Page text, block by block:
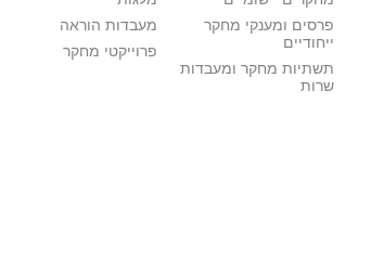
פרסים ומענקי מחקר
ייחודיים
תשתיות מחקר ומעבדות
שרות
מעבדות הוראה
פרוייקטי מחקר